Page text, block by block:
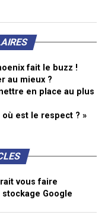
fait le buzz !
au mieux ?
en place au plus
est le respect ? »
vous faire
Google